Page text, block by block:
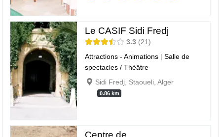
Le CASIF Sidi Fredj
3.3
21
Attractions - Animations |Salle de
spectacles / Théâtre
Sidi Fredj, Staoueli, Alger
0.86 km
Centre de